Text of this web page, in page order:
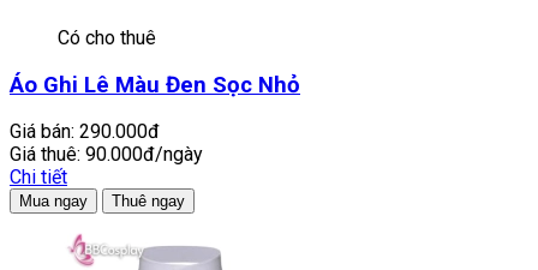
Có cho thuê
Áo Ghi Lê Màu Đen Sọc Nhỏ
Giá bán: 290.000đ
Giá thuê: 90.000đ/ngày
Chi tiết
Mua ngay Thuê ngay